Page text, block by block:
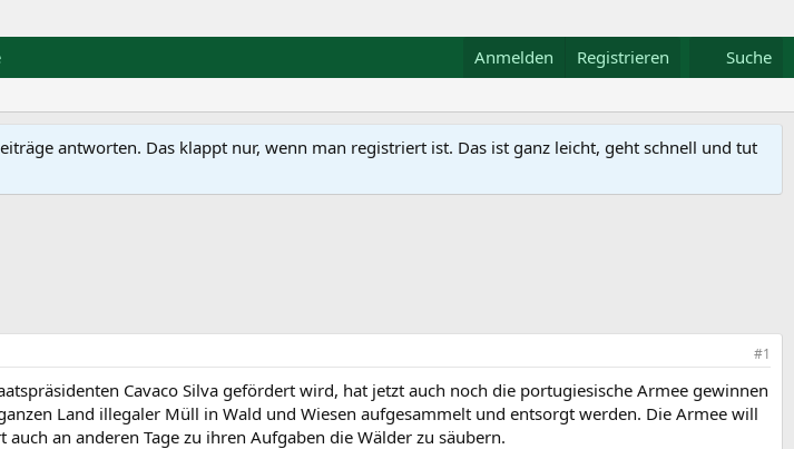
Anmelden Registrieren Suche
antworten. Das klappt nur, wenn man registriert ist. Das ist ganz leicht, geht schnell und tut
#1
Cavaco Silva gefördert wird, hat jetzt auch noch die portugiesische Armee gewinnen
Land illegaler Müll in Wald und Wiesen aufgesammelt und entsorgt werden. Die Armee will
an anderen Tage zu ihren Aufgaben die Wälder zu säubern.